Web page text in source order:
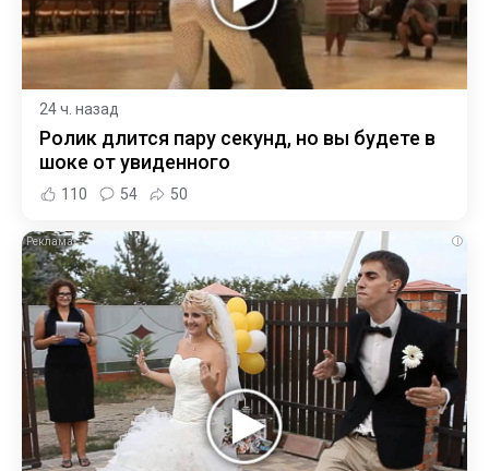
24 ч. назад
Ролик длится пару секунд, но вы будете в
шоке от увиденного
110 54 50
i